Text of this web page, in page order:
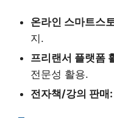
온라인 스마트스
지.
프리랜서 플랫폼
전문성 활용.
전자책/강의 판매: